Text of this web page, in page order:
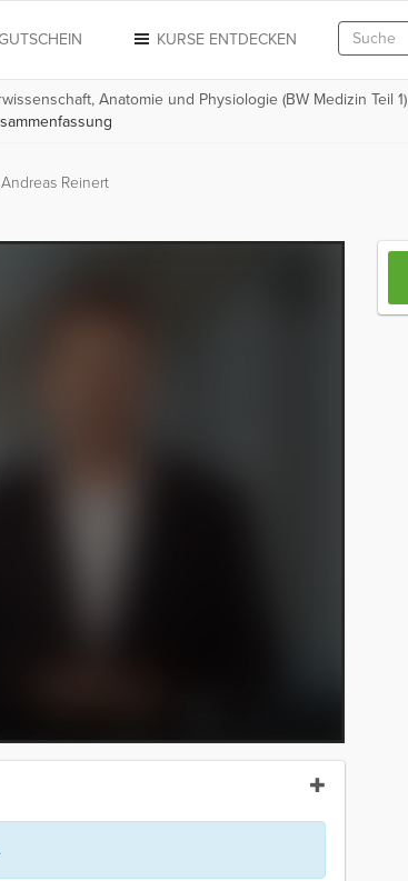
KURSE ENTDECKEN
Anatomie und Physiologie (BW Medizin Teil 1)
Reinert